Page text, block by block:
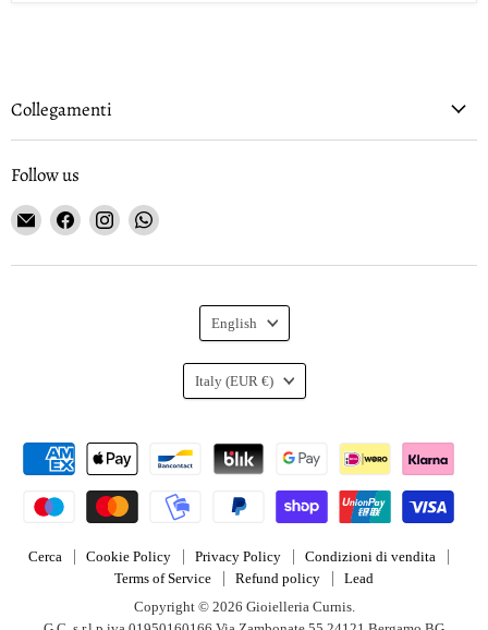
Collegamenti
Follow us
Email
Gioielleria
Curnis
Find
on
Find
on
Find
on
Cerca Cookie Policy Privacy Policy
Condizioni di vendita
Terms of Service
Refund policy
Lead
Copyright © 2026 Gioielleria Curnis.
Language
English
Country
Italy (EUR €)